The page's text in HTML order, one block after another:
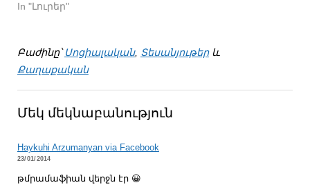
In "Լուրեր"
Բաժինը՝Սոցիալական, Տեսանյութերև
Քաղաքական
Մեկ մեկնաբանություն
Haykuhi Arzumanyan via Facebook
23/01/2014
թմրամաֆիան վերջն էր 😀